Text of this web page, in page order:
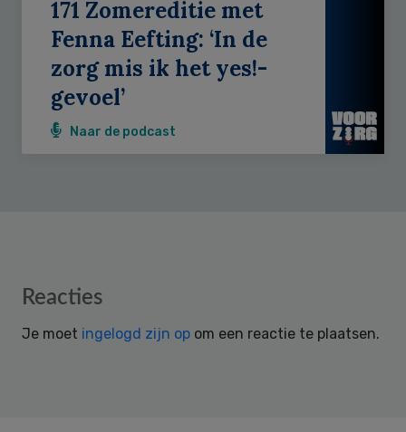
171 Zomereditie met
Fenna Eefting: ‘In de
zorg mis ik het yes!-
gevoel’
Naar de podcast
Reader
Reacties
Je moet ingelogd zijn op om een reactie te plaatsen.